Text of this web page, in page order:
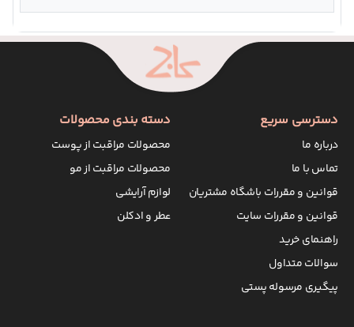
دسترسی سریع
درباره ما
تماس با ما
قوانین و مقررات باشگاه مشتریان
قوانین و مقررات سایت
راهنمای خرید
سوالات متداول
پیگیری مرسوله پستی
دسته بندی محصولات
محصولات مراقبت از پوست
محصولات مراقبت از مو
لوازم آرایشی
عطر و ادکلن